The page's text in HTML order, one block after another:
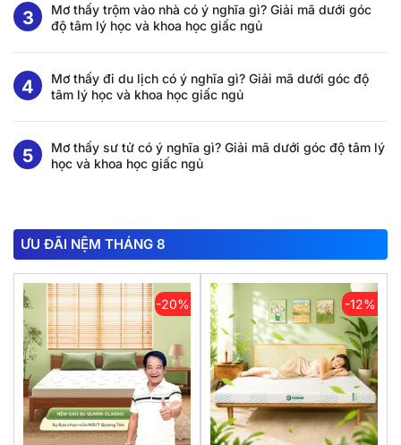
Mơ thấy trộm vào nhà có ý nghĩa gì? Giải mã dưới góc
độ tâm lý học và khoa học giấc ngủ
Mơ thấy đi du lịch có ý nghĩa gì? Giải mã dưới góc độ
tâm lý học và khoa học giấc ngủ
Mơ thấy sư tử có ý nghĩa gì? Giải mã dưới góc độ tâm lý
học và khoa học giấc ngủ
ƯU ĐÃI NỆM THÁNG 8
-20% -12%